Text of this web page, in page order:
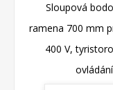
Sloupová
ramena 700 mm
400 V,